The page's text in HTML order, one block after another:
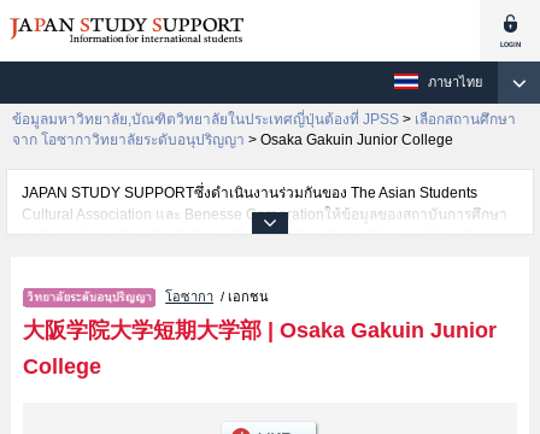
ภาษาไทย
ข้อมูลมหาวิทยาลัย,บัณฑิตวิทยาลัยในประเทศญี่ปุ่นต้องที่ JPSS > เลือกสถานศึกษา
จาก โอซากาวิทยาลัยระดับอนุปริญญา > Osaka Gakuin Junior College
JAPAN STUDY SUPPORTซึ่งดำเนินงานร่วมกันของ The Asian Students
Cultural Association และ Benesse Corporationให้ข้อมูลของสถาบันการศึกษา
ระดับมหาวิทยาลัย・บัณฑิตวิทยาลัย・วิทยาลัยระดับอนุปริญญา・วิทยาลัย
นักศึกษาต่างชาติเช่นข้อมูลของแต่ละคณะ,ข้อมูลการสอบคัดเลือกเข้าศึกษาเช่น
จำนวนคนที่รับสมัครหรือจำนวนคนที่ผ่านการสอบคัดเลือกเป็นต้น,แนะนำสถาน
ที่,การเดินทางเป็นต้นไว้ด้วยดังนั้นขอเชิญใช้บริการค้นหาข้อมูลตามอัธยาศัย
โอซากา / เอกชน
大阪学院大学短期大学部| Osaka Gakuin Junior
College